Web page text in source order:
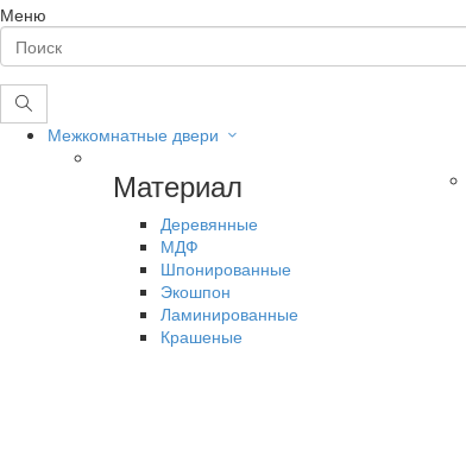
Меню
Межкомнатные двери
Материал
Деревянные
МДФ
Шпонированные
Экошпон
Ламинированные
Крашеные